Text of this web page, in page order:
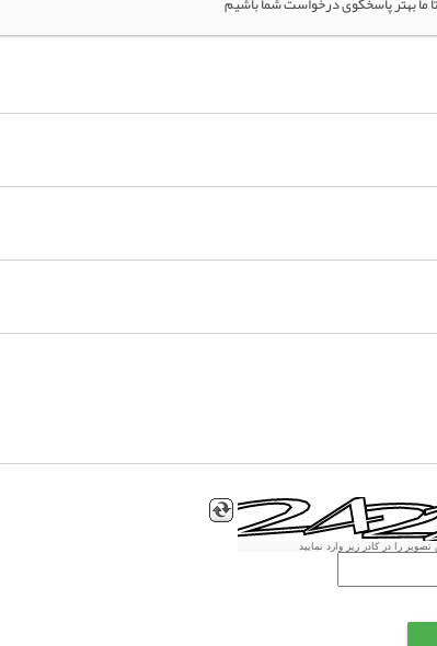
تصویر را در کادر زیر وارد نمایید